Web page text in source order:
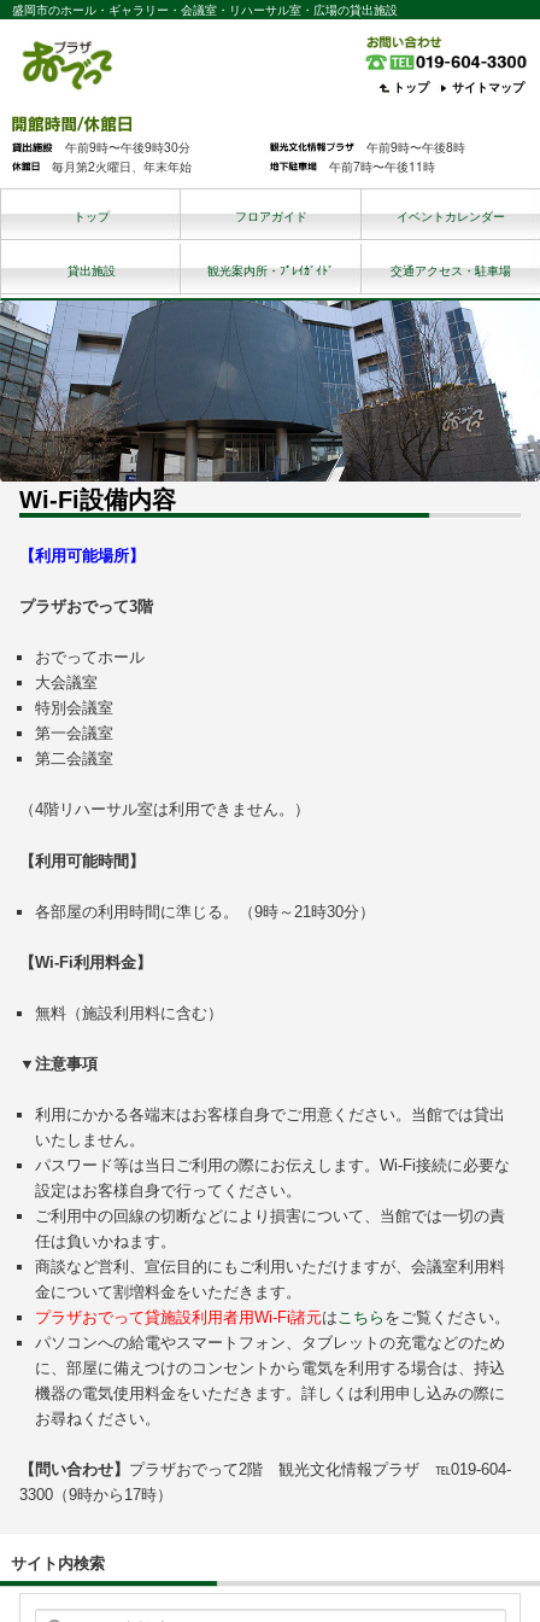
盛岡市のホール・ギャラリー・会議室・リハーサル室・広場の貸出施設
午前9時〜午後9時30分
毎月第2火曜日、年末年始
午前9時〜午後8時
午前7時〜午後11時
トップ サイトマップ
トップ フロアガイド イベントカレンダー
貸出施設 観光案内所・ﾌﾟﾚｲｶﾞｲﾄﾞ 交通アクセス・駐車場
Wi-Fi設備内容
【利用可能場所】
プラザおでって3階
おでってホール
大会議室
特別会議室
第一会議室
第二会議室
（4階リハーサル室は利用できません。）
【利用可能時間】
各部屋の利用時間に準じる。（9時～21時30分）
【Wi-Fi利用料金】
無料（施設利用料に含む）
▼注意事項
利用にかかる各端末はお客様自身でご用意ください。当館では貸出
いたしません。
パスワード等は当日ご利用の際にお伝えします。Wi-Fi接続に必要な
設定はお客様自身で行ってください。
ご利用中の回線の切断などにより損害について、当館では一切の責
任は負いかねます。
商談など営利、宣伝目的にもご利用いただけますが、会議室利用料
金について割増料金をいただきます。
プラザおでって貸施設利用者用Wi-Fi諸元はこちら をご覧ください。
パソコンへの給電やスマートフォン、タブレットの充電などのため
に、部屋に備えつけのコンセントから電気を利用する場合は、持込
機器の電気使用料金をいただきます。詳しくは利用申し込みの際に
お尋ねください。
【問い合わせ】 プラザおでって2階 観光文化情報プラザ ℡019-604-
3300（9時から17時）
サイト内検索